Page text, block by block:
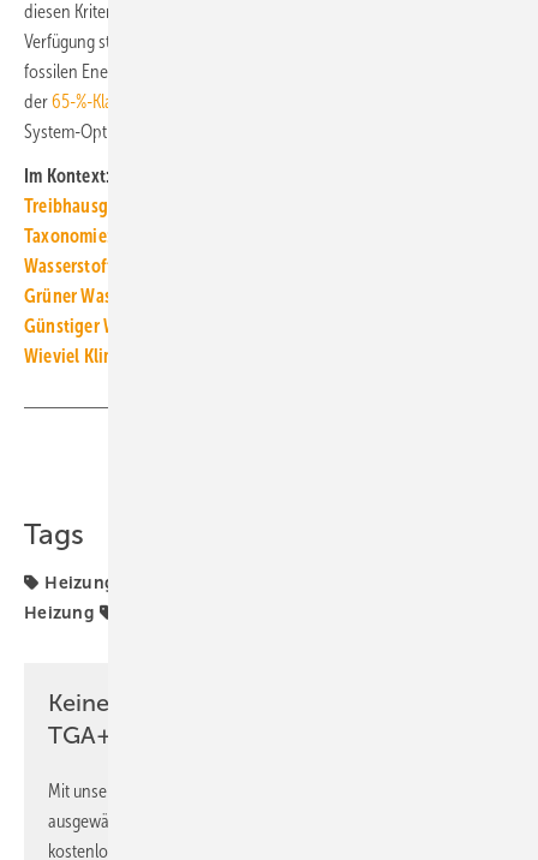
diesen Kriterien entsprechenden Gase in ausreichender Menge zur
Verfügung stehen. Blauer und türkisfarbener Wasserstoff basieren auf
fossilen Energieträgern. Die Gaswirtschaft bliebe mit einer Umsetzung
der65-%-Klausel für erneuerbare Energien
System-Option mit einem auf 35 % begrenzten Erdgasanteil. ■
Im Kontext:
Treibhausgas-Budget muss die Agenda sein
Taxonomie: Gaswirtschaft glaubt nicht zeitnah an Wasserstoff
Wasserstoff-Importe bis 2030 mehr Illusion als Option
Grüner Wasserstoff: Selber produzieren oder importieren?
Günstiger Wasserstoff nur mit Heizungswärmepumpen
Wieviel Klimaschutz ermöglicht H2-ready?
Tags
Heizungs-Wärmepumpe
Heizung
Keine Zeit? Kein Problem mit dem
TGA+E Newsletter!
Mit unserem Newsletter erhalten Sie regelmäßig von uns
ausgewählte Informationen und Neuigkeiten, gebündelt und
kostenlos direkt ins Postfach.